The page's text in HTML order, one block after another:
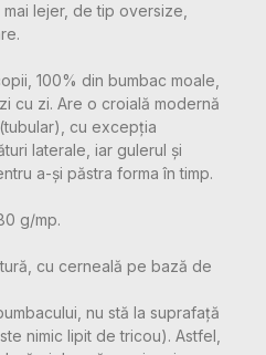
lejer, de tip oversize,
100% din bumbac moale,
cu zi. Are o croială modernă
cu excepția
laterale, iar gulerul și
a-și păstra forma în timp.
g/mp.
cu cerneală pe bază de
nu stă la suprafață
nimic lipit de tricou). Astfel,